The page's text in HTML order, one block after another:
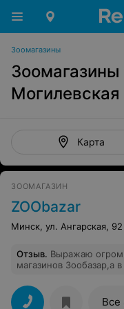
Зоомагазины
Могилевская
Карта
ЗООМАГАЗИН
ZOObazar
Минск, ул. Ангарская, 92
Отзыв. Выражаю
магазинов Зообазар,а
Рублевский,Никитиной
помощь, и проявление
Все